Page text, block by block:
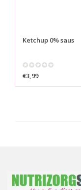
Ketchup 0% saus
€3,99